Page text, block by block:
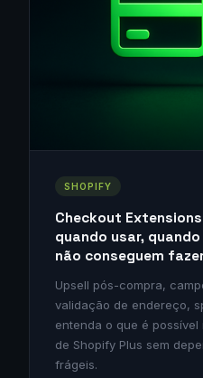
SHOPIFY
Checkout
quando usar,
não conseguem
Upsell pós-compra,
validação de endereço,
entenda o que é
de Shopify Plus sem
frágeis.